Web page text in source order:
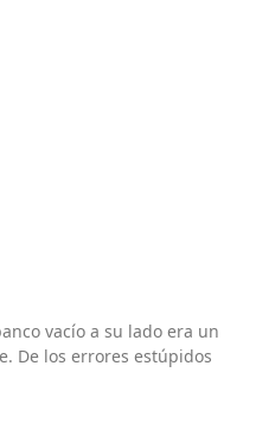
vacío a su lado era un
De los errores estúpidos